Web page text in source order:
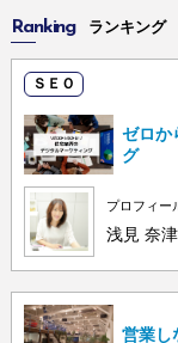
Ranking ランキング
ＳＥＯ
ゼロか
グ
プロフィー
浅見 奈
営業し